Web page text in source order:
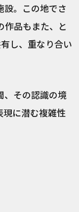
設。この地でさ
作品もまた、と
し、重なり合い
、その認識の境
現に潜む複雑性